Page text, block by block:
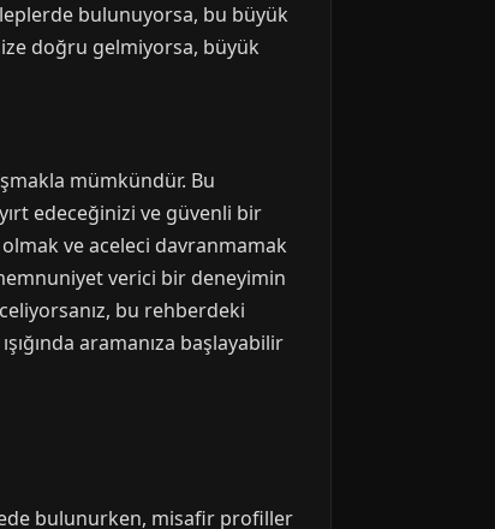
bulunuyorsa, bu büyük
doğru gelmiyorsa, büyük
mümkündür. Bu
edeceğinizi ve güvenli bir
olmak ve aceleci davranmamak
verici bir deneyimin
bu rehberdeki
aramanıza başlayabilir
bulunurken, misafir profiller